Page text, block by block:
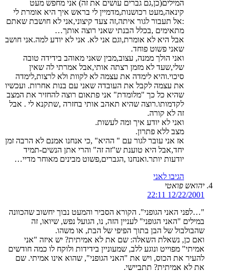
המילים(כן,גם גברים עושים את זה) אני מחפש מעט
קינאה,מעט רכושנות,מדמיין לי בראש איך היא אומרת לי
:אל תעבור לגור איתה,זה צעד קיצוני,אני לא חושבת שאתם
מתאימים ,בכלל הבנתי שאני רוצה אותך…
אבל היא לא אומרת,וגם אני לא. אני לא יודע למה.אני חושב
שאני פשוט פוחד.
ואני הולך ממנה, עצוב,מבין שאני מאוהב בידידה טובה
שלי,שעד לא מזמן רצתה אותי,אבל אמרתי לה שאין
סיכוי.והיא לימדה את עצמה לא לקוות ולא לרצות,לימדה
את עצמה לקבל את העובדה שאני עם בנות אחרות. ועכשיו
שהיא כל כך "מלומדת" אני פתאום רוצה להחזיר את המצב
לקדמותו.רוצה שהיא תאהב אותי בחזרה ,שתקנא לי . אבל
זה לא קורה.
ואני לא יודע איך ומה לעשות.
מצב ללא פתרון.
אז אני עובר לגור עם " ההיא" ,כי אנחנו אמנם לא הרבה זמן
יחד,אבל היא טוענת ש"זה זה" והרי אתן הנשים-תמיד
יודעות יותר.ואנחנו ,הגברים,פשוט מבינים מאוחר מדיי…
הגיבו לאני
יהואש פואטי
12/22/2001 22:11
"…לפני האני הגופני". הקורא הסביר והמעט נבוך יחשוב שהכוונה
במילים "האני הגופני" לעניין הזה, נו, הגועל נפש, שיואו, זה
שהבולבול של הבן בתוך הפיפי של הבת, או משהו.
ואם כן, נשאלת השאלה: שם את לא אמיתית? יש איזה "אני
אמיתי" מפוייט ונוגע ללב, שמעוניין בידידות ולוקח לו כמה חודשים
להעיר את הכוס, ויש את "האני הגופני", שהוא אינו אמיתי. שם
את לא אמיתית? תתביישי.